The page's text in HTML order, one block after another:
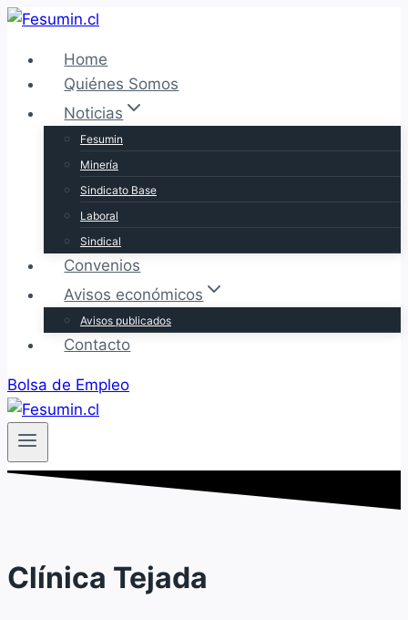
Saltar
contenidoHome
Quiénes Somos
Noticias
Fesumin
Minería
Sindicato Base
Laboral
Sindical
Convenios
Avisos económicos
Avisos publicados
Contacto
Bolsa de Empleo
Clínica Tejada